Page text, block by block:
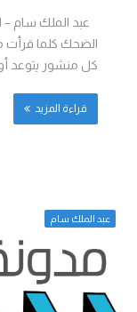
عبد الملك سام –
الضحك كلما قرأت
كل منشور يتوعد
قراءة المزيد
عبد الملك سام